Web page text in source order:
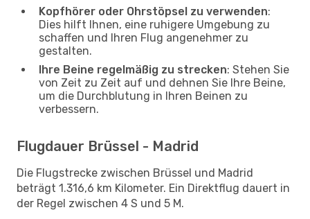
Kopfhörer oder Ohrstöpsel zu verwenden:
Dies hilft Ihnen, eine ruhigere Umgebung zu
schaffen und Ihren Flug angenehmer zu
gestalten.
Ihre Beine regelmäßig zu strecken: Stehen Sie
von Zeit zu Zeit auf und dehnen Sie Ihre Beine,
um die Durchblutung in Ihren Beinen zu
verbessern.
Flugdauer Brüssel - Madrid
Die Flugstrecke zwischen Brüssel und Madrid
beträgt 1.316,6 km Kilometer. Ein Direktflug dauert in
der Regel zwischen 4 S und 5 M.